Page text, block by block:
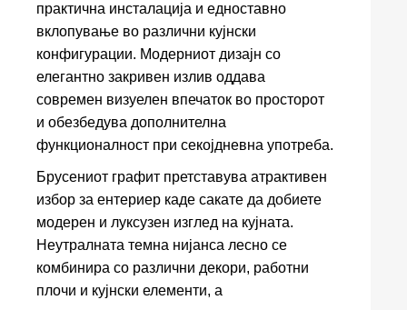
практична инсталација и едноставно
вклопување во различни кујнски
конфигурации. Модерниот дизајн со
елегантно закривен излив оддава
современ визуелен впечаток во просторот
и обезбедува дополнителна
функционалност при секојдневна употреба.
Брусениот графит претставува атрактивен
избор за ентериер каде сакате да добиете
модерен и луксузен изглед на кујната.
Неутралната темна нијанса лесно се
комбинира со различни декори, работни
плочи и кујнски елементи, а